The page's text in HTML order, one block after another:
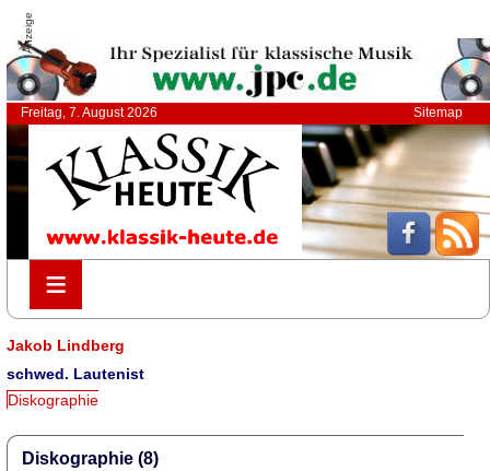
Anzeige
Freitag, 7. August 2026 Sitemap
≡
≡
Jakob Lindberg
schwed. Lautenist
Diskographie
Diskographie (8)